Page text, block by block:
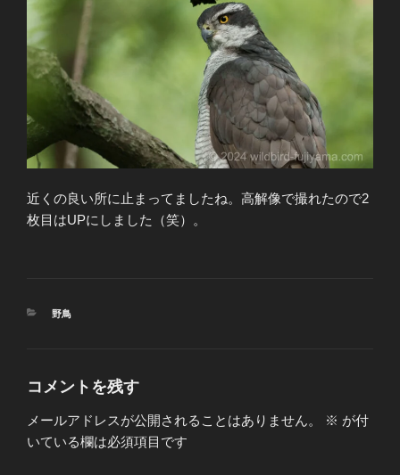
近くの良い所に止まってましたね。高解像で撮れたので2
枚目はUPにしました（笑）。
カ
野鳥
コメントを残す
メールアドレスが公開されることはありません。 ※ が付
いている欄は必須項目です